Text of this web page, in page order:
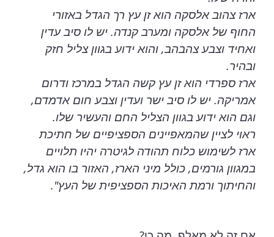
ארז צהוב אלסקה הוא זן עץ רך הגדל באזורי
החוף של אלסקה ומערב קנדה. יש לו סיב עדין
ואחיד וצבע צהבהב, והוא ידוע בגוון צליל חזק
ובהיר.
ארז ספרדי הוא זן עץ קשה הגדל במרכז ודרום
אמריקה. יש לו סיב ישר ועדין וצבע חום אדמדם,
וגם הוא ידוע בגוון הצליל החם והעשיר שלו.
ראוי לציין שהמאפיינים הספציפיים של חתיכת
ארז לשימוש כלוח תהודה לגיטרה יהיו תלויים
במגוון גורמים, כולל מיני הארז, האזור בו הוא גדל,
והחיתוך ורמת האיכות הספציפית של העץ".